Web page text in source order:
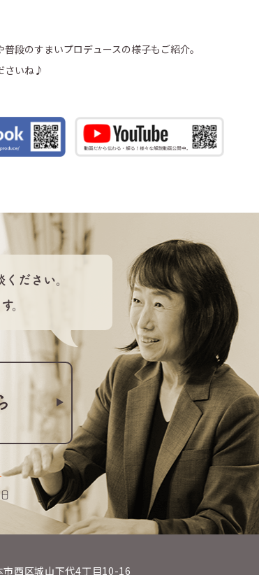
段のすまいプロデュースの様子もご紹介。
さいね♪
ださい。
。
西区城山下代4丁目10-16